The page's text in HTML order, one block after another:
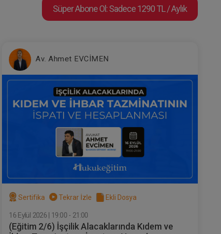
Süper Abone Ol: Sadece 1290 TL / Aylık
Av. Ahmet EVCİMEN
Sertifika Tekrar İzle Ekli Dosya
16 Eylül 2026 | 19:00 - 21:00
(Eğitim 2/6) İşçilik Alacaklarında Kıdem ve